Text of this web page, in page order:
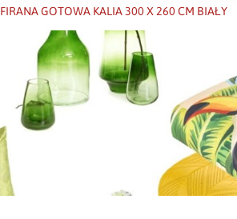
FIRANA GOTOWA KALIA 300 X 260 CM BIAŁY